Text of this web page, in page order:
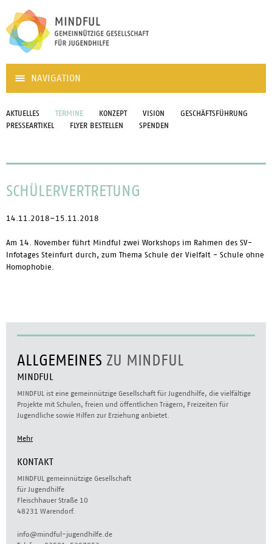
NAVIGATION
AKTUELLES TERMINE KONZEPT VISION
GESCHÄFTSFÜHRUNG
PRESSEARTIKEL
FLYER BESTELLEN SPENDEN
SCHÜLERVERTRETUNG
14.11.2018–15.11.2018
Am 14. November führt Mindful zwei Workshops im Rahmen des SV-
Infotages Steinfurt durch, zum Thema Schule der Vielfalt - Schule ohne
Homophobie.
ALLGEMEINES ZU MINDFUL
MINDFUL
MINDFUL ist eine gemeinnützige Gesellschaft für Jugendhilfe, die vielfältige
Projekte mit Schulen, freien und öffentlichen Trägern, Freizeiten für
Jugendliche sowie Hilfen zur Erziehung anbietet.
Mehr
KONTAKT
MINDFUL gemeinnützige Gesellschaft
für Jugendhilfe
Fleischhauer Straße 10
48231 Warendorf.
info@mindful-jugendhilfe.de